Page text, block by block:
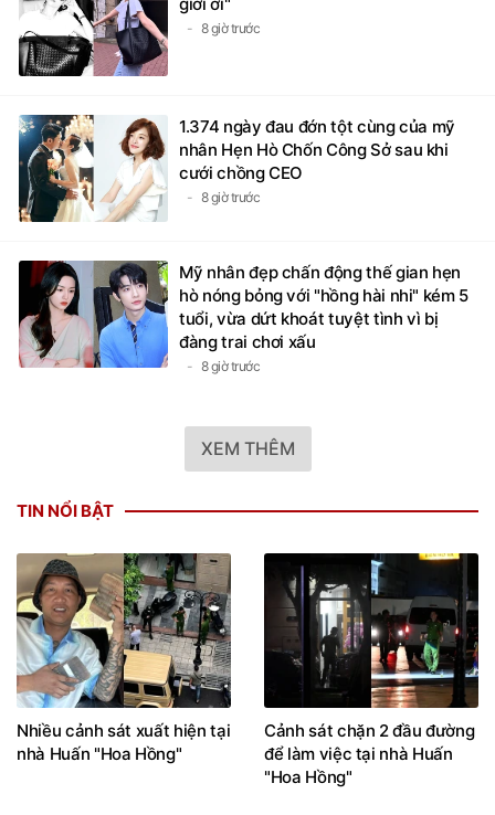
cưới chồng CEO
8 giờ trước
tuổi, vừa dứt khoát tuyệt tình vì bị
đàng trai chơi xấu
8 giờ trước
Nhiều cảnh sát xuất hiện tại
nhà Huấn "Hoa Hồng"
Cảnh sát chặn 2 đầu đường
để làm việc tại nhà Huấn
"Hoa Hồng"